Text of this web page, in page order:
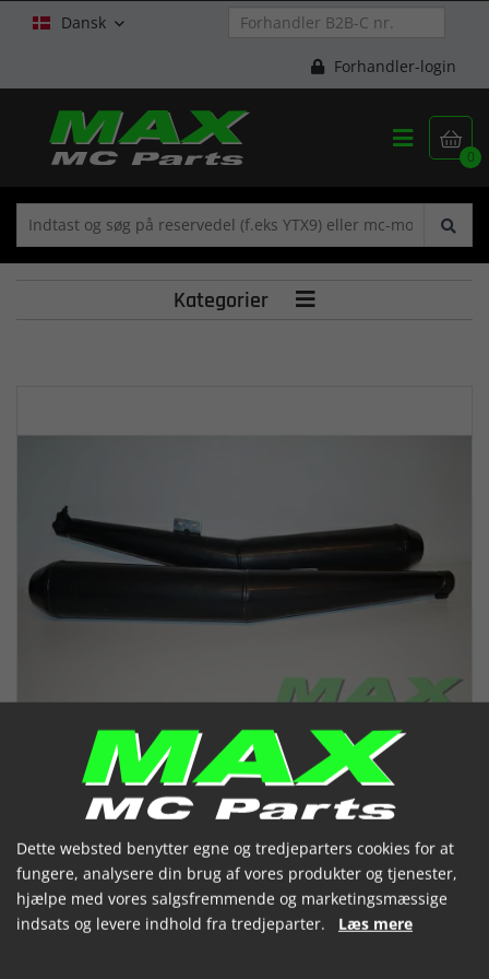
Dansk 
Forhandler-login

0

Kategorier 
SITO lydpotter BMW R65LS
Dette websted benytter egne og tredjeparters cookies for at
fungere, analysere din brug af vores produkter og tjenester,
hjælpe med vores salgsfremmende og marketingsmæssige
indsats og levere indhold fra tredjeparter. Læs mere